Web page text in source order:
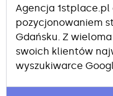
Agencja 1stplace.pl
pozycjonowaniem
Gdańsku. Z
swoich klientów
wyszukiwarce